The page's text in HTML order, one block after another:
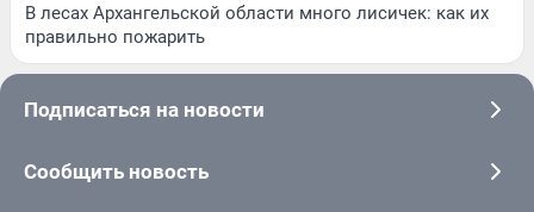
В лесах Архангельской области много лисичек: как их
правильно пожарить
Подписаться на новости
Сообщить новость